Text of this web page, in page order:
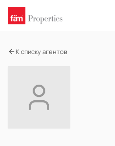
К списку агентов